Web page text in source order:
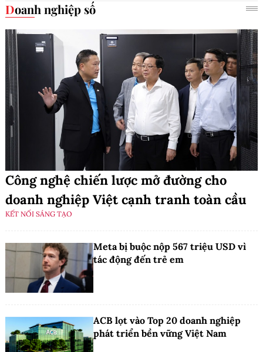
Doanh nghiệp số
Công nghệ chiến lược mở đường cho
doanh nghiệp Việt cạnh tranh toàn cầu
KẾT NỐI SÁNG TẠO
Meta bị buộc nộp 567 triệu USD vì
tác động đến trẻ em
ACB lọt vào Top 20 doanh nghiệp
phát triển bền vững Việt Nam